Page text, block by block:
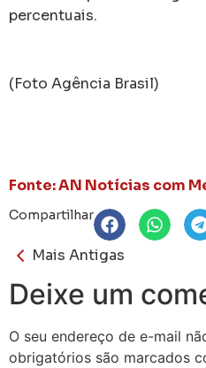
percentuais.
(Foto Agência Brasil)
Fonte: AN Notícias com
Compartilhar
Mais Antigas
Deixe um
O seu endereço de e-mail
obrigatórios são marcados